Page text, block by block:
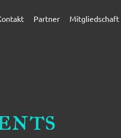
Partner Mitgliedschaft